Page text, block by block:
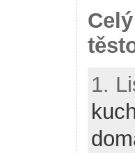
1.